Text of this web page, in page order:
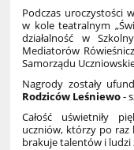
Podczas uroczystości
w kole teatralnym
działalność w
Mediatorów
Samorządu
Nagrody zostały
Rodziców Leśniewo-
Całość uświetniły
uczniów, którzy po raz
brakuje talentów i ludzi